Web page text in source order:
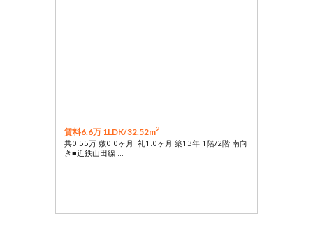
賃料6.6万 1LDK/32.52m2
共0.55万 敷0.0ヶ月 礼1.0ヶ月 築13年 1階/2階 南向
き■近鉄山田線 …